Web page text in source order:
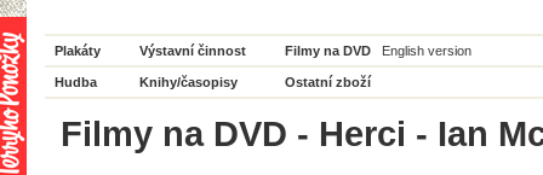
Plakáty Výstavní činnost Filmy na DVD English version
Hudba Knihy/časopisy Ostatní zboží
Filmy na DVD - Herci - Ian